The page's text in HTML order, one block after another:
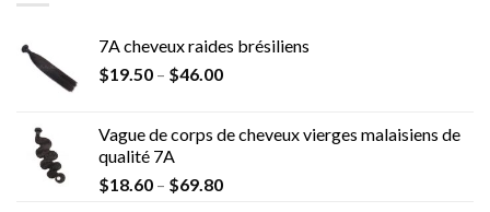
7A cheveux raides brésiliens
$19.50 – $46.00
Vague de corps de cheveux vierges malaisiens de
qualité 7A
$18.60 – $69.80